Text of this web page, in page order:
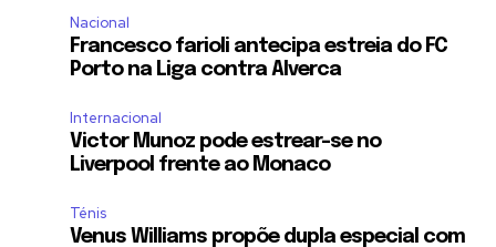
Nacional
Francesco farioli antecipa estreia do FC
Porto na Liga contra Alverca
Internacional
Victor Munoz pode estrear-se no
Liverpool frente ao Monaco
Ténis
Venus Williams propõe dupla especial com